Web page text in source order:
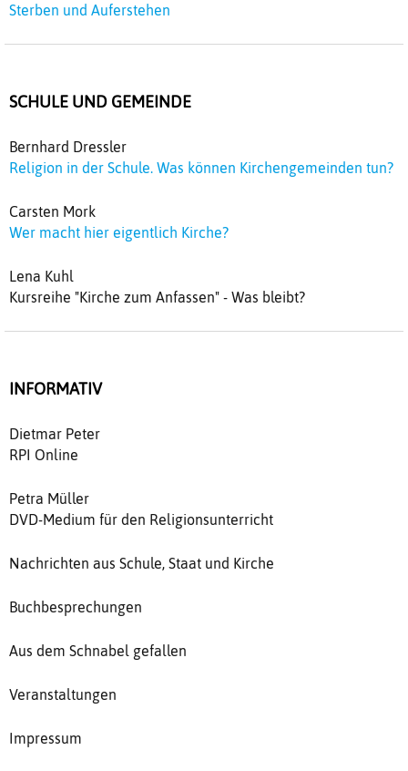
Sterben und Auferstehen
SCHULE UND GEMEINDE
Bernhard Dressler
Religion in der Schule. Was können Kirchengemeinden tun?
Carsten Mork
Wer macht hier eigentlich Kirche?
Lena Kuhl
Kursreihe "Kirche zum Anfassen" - Was bleibt?
INFORMATIV
Dietmar Peter
RPI Online
Petra Müller
DVD-Medium für den Religionsunterricht
Nachrichten aus Schule, Staat und Kirche
Buchbesprechungen
Aus dem Schnabel gefallen
Veranstaltungen
Impressum